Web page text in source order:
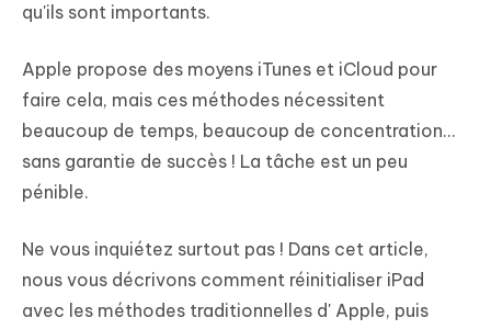
qu'ils sont importants.
Apple propose des moyens iTunes et iCloud pour
faire cela, mais ces méthodes nécessitent
beaucoup de temps, beaucoup de concentration...
sans garantie de succès ! La tâche est un peu
pénible.
Ne vous inquiétez surtout pas ! Dans cet article,
nous vous décrivons comment réinitialiser iPad
avec les méthodes traditionnelles d' Apple, puis